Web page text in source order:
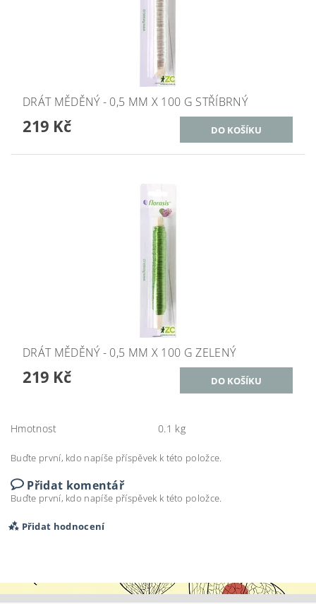
DRÁT MĚDĚNÝ - 0,5 MM X 100 G STŘÍBRNÝ
219 Kč
DRÁT MĚDĚNÝ - 0,5 MM X 100 G ZELENÝ
219 Kč
Hmotnost 0.1 kg
Buďte první, kdo napíše příspěvek k této položce.
Přidat komentář
Buďte první, kdo napíše příspěvek k této položce.
Přidat hodnocení